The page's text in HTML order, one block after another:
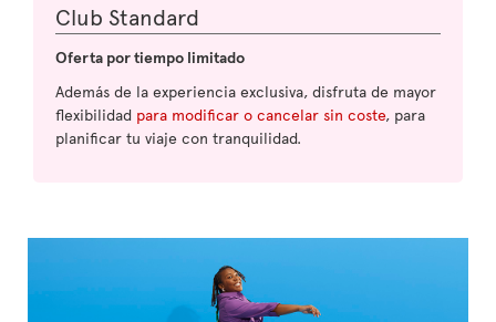
Club Standard
Oferta por tiempo limitado
Además de la experiencia exclusiva, disfruta de mayor
flexibilidad para modificar o cancelar sin coste, para
planificar tu viaje con tranquilidad.